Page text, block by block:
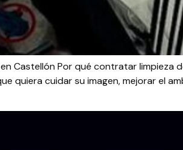
Castellón Por qué contratar limpieza
quiera cuidar su imagen, mejorar el